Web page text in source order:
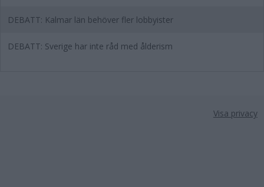
DEBATT: Kalmar län behöver fler lobbyister
DEBATT: Sverige har inte råd med ålderism
Visa privacy